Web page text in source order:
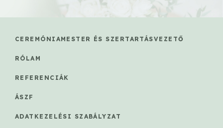
CEREMÓNIAMESTER ÉS SZERTARTÁSVEZETŐ
RÓLAM
REFERENCIÁK
ÁSZF
ADATKEZELÉSI SZABÁLYZAT